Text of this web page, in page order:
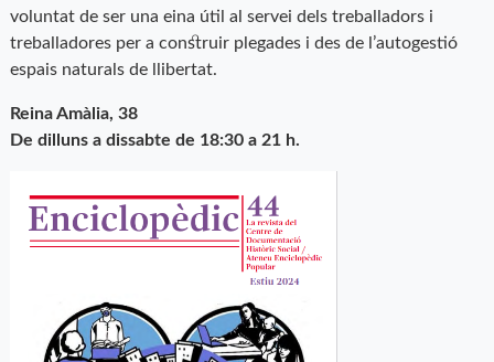
voluntat de ser una eina útil al servei dels treballadors i
treballadores per a construir plegades i des de l’autogestió
espais naturals de llibertat.
Reina Amàlia, 38
De dilluns a dissabte de 18:30 a 21 h.